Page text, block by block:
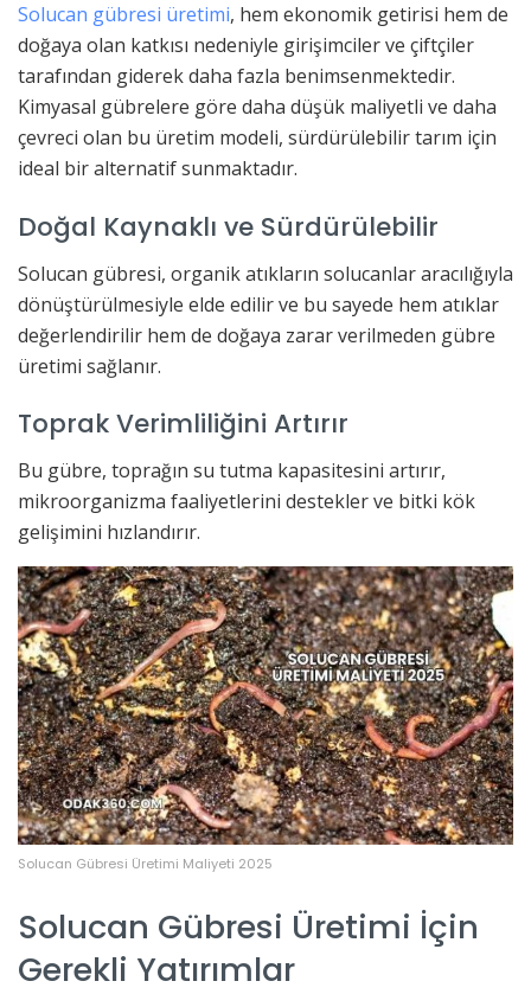
Solucan gübresi üretimi, hem ekonomik getirisi hem de
doğaya olan katkısı nedeniyle girişimciler ve çiftçiler
tarafından giderek daha fazla benimsenmektedir.
Kimyasal gübrelere göre daha düşük maliyetli ve daha
çevreci olan bu üretim modeli, sürdürülebilir tarım için
ideal bir alternatif sunmaktadır.
Doğal Kaynaklı ve Sürdürülebilir
Solucan gübresi, organik atıkların solucanlar aracılığıyla
dönüştürülmesiyle elde edilir ve bu sayede hem atıklar
değerlendirilir hem de doğaya zarar verilmeden gübre
üretimi sağlanır.
Toprak Verimliliğini Artırır
Bu gübre, toprağın su tutma kapasitesini artırır,
mikroorganizma faaliyetlerini destekler ve bitki kök
gelişimini hızlandırır.
Solucan Gübresi Üretimi Maliyeti 2025
Solucan Gübresi Üretimi İçin
Gerekli Yatırımlar